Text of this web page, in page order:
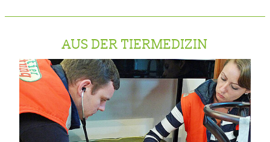
AUS DER TIERMEDIZIN